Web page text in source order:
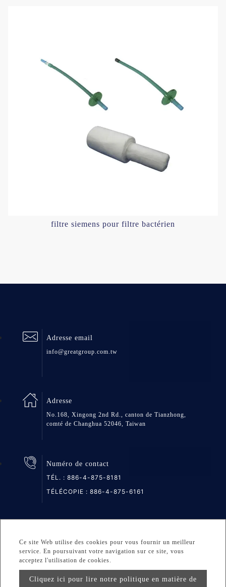
filtre siemens pour filtre bactérien
Ce site Web utilise des cookies pour vous fournir un meilleur
service. En poursuivant votre navigation sur ce site, vous
acceptez l'utilisation de cookies.
Cliquez ici pour lire notre politique en matière de
Adresse email
info@greatgroup.com.tw
Adresse
No.168, Xingong 2nd Rd., canton de Tianzhong,
comté de Changhua 52046, Taiwan
Numéro de contact
TÉL. : 886-4-875-8181
TÉLÉCOPIE : 886-4-875-6161
Plan du site Privacy DESIGNED BY Atteipo
Copyright © 2026 GREAT GROUP MEDICAL CO., LTD. All
rights reserved.